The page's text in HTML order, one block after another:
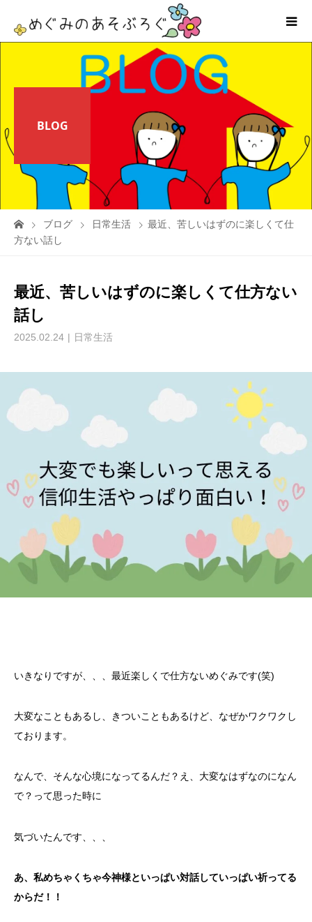
BLOG
ブログ 日常生活
最近、苦しいはずのに楽しくて仕
方ない話し
最近、苦しいはずのに楽しくて仕方ない
話し
2025.02.24 日常生活
いきなりですが、、、最近楽しくで仕方ないめぐみです(笑)
大変なこともあるし、きついこともあるけど、なぜかワクワクし
ております。
なんで、そんな心境になってるんだ？え、大変なはずなのになん
で？って思った時に
気づいたんです、、、
あ、私めちゃくちゃ今神様といっぱい対話していっぱい祈ってる
からだ！！